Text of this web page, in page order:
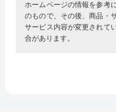
ホームページの情報を参考
のもので、その後、商品・
サービス内容が変更されて
合があります。